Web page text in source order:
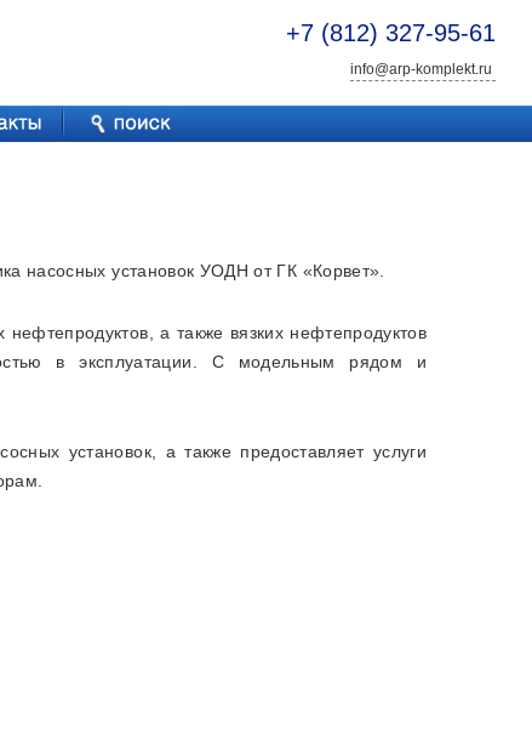
+7 (812) 327-95-61
info@arp-komplekt.ru
насосных установок УОДН от ГК «Корвет».
а также вязких нефтепродуктов
в эксплуатации. С модельным рядом и
установок, а также предоставляет услуги